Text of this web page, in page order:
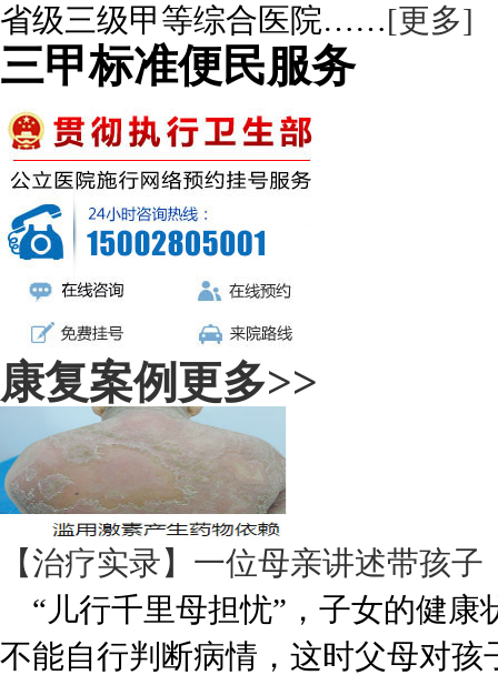
省级三级甲等综合医院……[更多]
三甲标准便民服务
康复案例更多>>
【治疗实录】一位母亲讲述带孩子
“儿行千里母担忧”，子女的健康
不能自行判断病情，这时父母对